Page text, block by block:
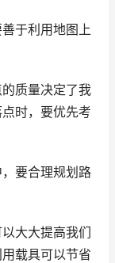
于利用地图上
质量决定了我
时，要优先考
要合理规划路
大大提高我们
载具可以节省